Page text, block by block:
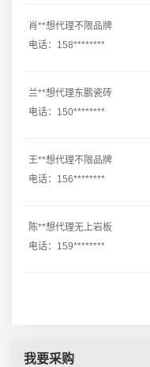
肖**想代理不限品牌
电话：158********
兰**想代理东鹏瓷砖
电话：150********
王**想代理不限品牌
电话：156********
陈**想代理无上岩板
电话：159********
我要采购